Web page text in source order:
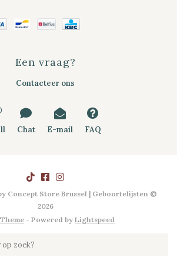
Een vraag?
Contacteer ons
Chat E-mail FAQ
Concept Store Brussel | Geboortelijsten ©
2026
- Powered by Lightspeed